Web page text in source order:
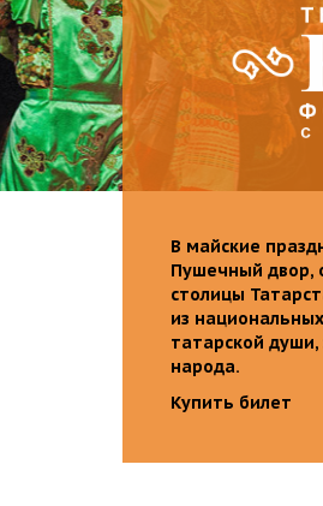
В майские
Пушечный двор,
столицы
из
татарской
народа.
Купить билет